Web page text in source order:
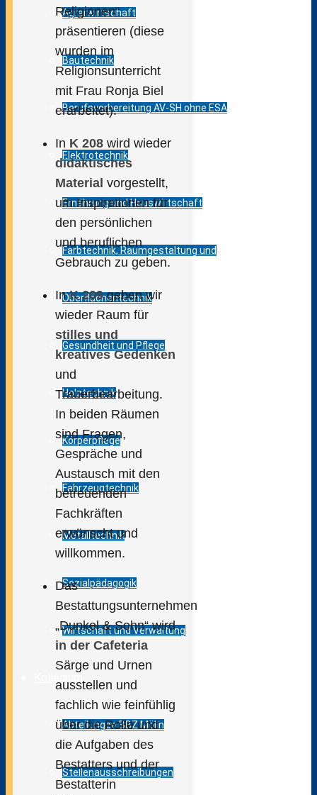
Agrarwirtschaft
Bautechnik
Berufsvorbereitung AV-SH ohne ESA
Elektrotechnik
Ernährung und Hauswirtschaft
Farbtechnik, Raumgestaltung und
Oberflächentechnik
Gesundheit und Pflege
Holztechnik
Körperpflege
Fahrzeugtechnik
Metalltechnik
Sozialpädagogik
Wirtschaft und Verwaltung
Abteilungen BBZ Mölln
Stellenausschreibungen
Religionen“
präsentieren (diese
wurden im
Religionsunterricht
mit Frau Ronja Biel
erarbeitet).
In K 208 wird wieder
didaktisches
Material vorgestellt,
um Inspirationen für
den persönlichen
und beruflichen
Gebrauch zu geben.
InK 209geben wir
wieder Raum für
stilles und
kreatives Gedenken
und
Trauerbearbeitung.
In beiden Räumen
sind Fragen,
Gespräche und
Austausch mit den
betreuenden
Fachkräften
erwünscht und
willkommen.
Das
Bestattungsunternehmen
„Dunkel & Sohn“ wird
in der Cafeteria
Särge und Urnen
ausstellen und
fachlich wie feinfühlig
über die Rolle und
die Aufgaben des
Bestatters und der
Bestatterin